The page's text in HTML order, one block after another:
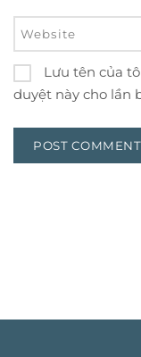
Lưu tên của
duyệt này cho lần